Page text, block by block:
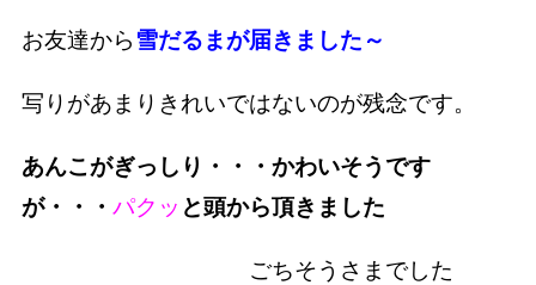
お友達から 雪だるまが届きました～
写りがあまりきれいではないのが残念です。
あんこがぎっしり・・・かわいそうです
が・・・ パクッ と頭から頂きました
ごちそうさまでした